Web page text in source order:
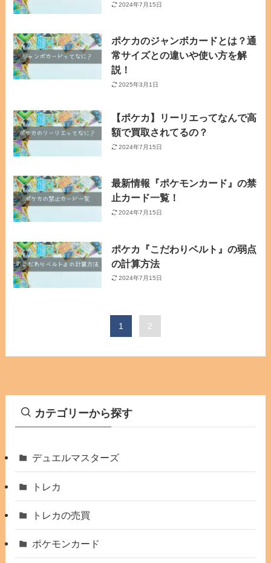
2024年7月15日
ポケカのジャンボカードとは？通
常サイズとの違いや使い方を解
説！
2025年3月1日
【ポケカ】リーリエってなんで高
額で買取されてるの？
2024年7月15日
最新情報『ポケモンカード』の禁
止カード一覧！
2024年7月15日
ポケカ『こだわりベルト』の弱点
の計算方法
2024年7月15日
1 2
カテゴリーから探す
デュエルマスターズ
トレカ
トレカの売買
ポケモンカード